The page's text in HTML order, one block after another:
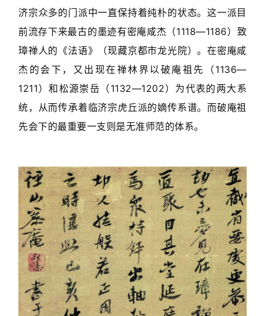
济宗众多的门派中一直保持着纯朴的状态。这一派目
前流存下来最古的墨迹有密庵咸杰（1118—1186）致
璋禅人的《法语》（现藏京都市龙光院）。在密庵咸
杰的会下，又出现在禅林界以破庵祖先（1136—
1211）和松源崇岳（1132—1202）为代表的两大系
统，从而传承着临济宗虎丘派的嫡传系谱。而破庵祖
先会下的最重要一支则是无准师范的体系。